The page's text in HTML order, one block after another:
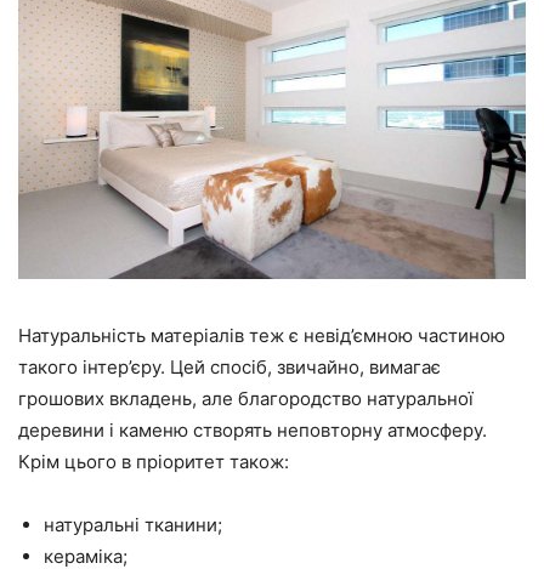
Натуральність матеріалів теж є невід’ємною частиною
такого інтер’єру. Цей спосіб, звичайно, вимагає
грошових вкладень, але благородство натуральної
деревини і каменю створять неповторну атмосферу.
Крім цього в пріоритет також:
натуральні тканини;
кераміка;